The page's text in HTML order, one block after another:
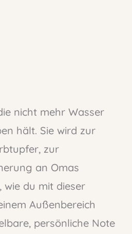
nicht mehr Wasser
hält. Sie wird zur
zur
an Omas
wie du mit dieser
Außenbereich
persönliche Note